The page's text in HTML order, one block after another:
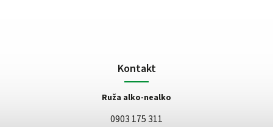
Kontakt
Ruža alko-nealko
0903 175 311